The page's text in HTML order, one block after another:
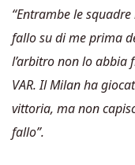
“Entrambe le
fallo su di me prima
l’arbitro non lo abbia
VAR. Il Milan ha
vittoria, ma non
fallo”.